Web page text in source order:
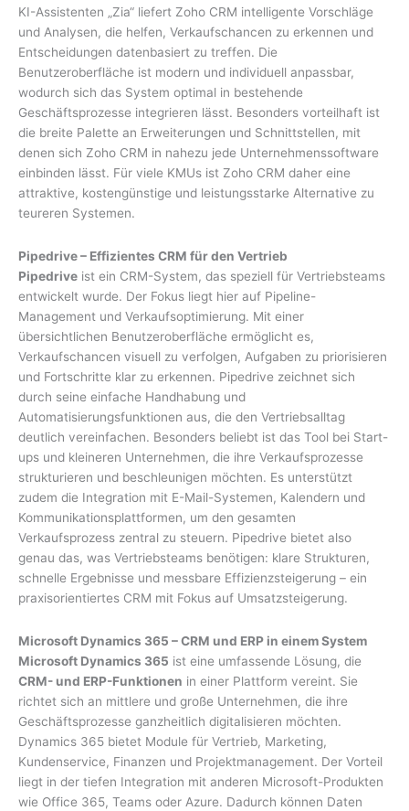
KI-Assistenten „Zia“ liefert Zoho CRM intelligente Vorschläge
und Analysen, die helfen, Verkaufschancen zu erkennen und
Entscheidungen datenbasiert zu treffen. Die
Benutzeroberfläche ist modern und individuell anpassbar,
wodurch sich das System optimal in bestehende
Geschäftsprozesse integrieren lässt. Besonders vorteilhaft ist
die breite Palette an Erweiterungen und Schnittstellen, mit
denen sich Zoho CRM in nahezu jede Unternehmenssoftware
einbinden lässt. Für viele KMUs ist Zoho CRM daher eine
attraktive, kostengünstige und leistungsstarke Alternative zu
teureren Systemen.
Pipedrive – Effizientes CRM für den Vertrieb
Pipedrive ist ein CRM-System, das speziell für Vertriebsteams
entwickelt wurde. Der Fokus liegt hier auf Pipeline-
Management und Verkaufsoptimierung. Mit einer
übersichtlichen Benutzeroberfläche ermöglicht es,
Verkaufschancen visuell zu verfolgen, Aufgaben zu priorisieren
und Fortschritte klar zu erkennen. Pipedrive zeichnet sich
durch seine einfache Handhabung und
Automatisierungsfunktionen aus, die den Vertriebsalltag
deutlich vereinfachen. Besonders beliebt ist das Tool bei Start-
ups und kleineren Unternehmen, die ihre Verkaufsprozesse
strukturieren und beschleunigen möchten. Es unterstützt
zudem die Integration mit E-Mail-Systemen, Kalendern und
Kommunikationsplattformen, um den gesamten
Verkaufsprozess zentral zu steuern. Pipedrive bietet also
genau das, was Vertriebsteams benötigen: klare Strukturen,
schnelle Ergebnisse und messbare Effizienzsteigerung – ein
praxisorientiertes CRM mit Fokus auf Umsatzsteigerung.
Microsoft Dynamics 365 – CRM und ERP in einem System
Microsoft Dynamics 365 ist eine umfassende Lösung, die
CRM- und ERP-Funktionen in einer Plattform vereint. Sie
richtet sich an mittlere und große Unternehmen, die ihre
Geschäftsprozesse ganzheitlich digitalisieren möchten.
Dynamics 365 bietet Module für Vertrieb, Marketing,
Kundenservice, Finanzen und Projektmanagement. Der Vorteil
liegt in der tiefen Integration mit anderen Microsoft-Produkten
wie Office 365, Teams oder Azure. Dadurch können Daten